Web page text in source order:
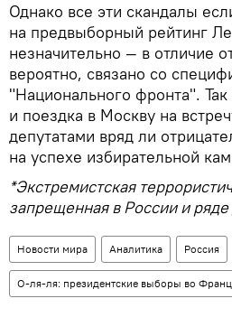
Однако все эти скандалы
на предвыборный рейтинг
незначительно — в отличие
вероятно, связано со
"Национального фронта". Так
и поездка в Москву на
депутатами вряд ли
на успехе избирательной
*Экстремистская
запрещенная в России и ряде
Новости мира Аналитика Россия
О-ля-ля: президентские выборы во